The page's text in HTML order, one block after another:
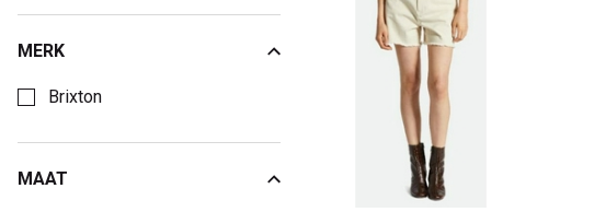
MERK
Brixton
MAAT